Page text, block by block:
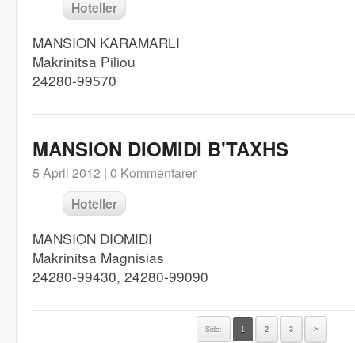
Hoteller
MANSION KARAMARLI
Makrinitsa Piliou
24280-99570
MANSION DIOMIDI B'TAXHS
5 April 2012 | 0 Kommentarer
Hoteller
MANSION DIOMIDI
Makrinitsa Magnisias
24280-99430, 24280-99090
Side: 1 2 3 >